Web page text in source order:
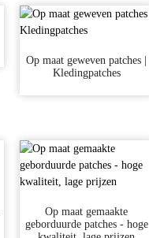
Op maat geweven patches |
Kledingpatches
Op maat gemaakte
geborduurde patches - hoge